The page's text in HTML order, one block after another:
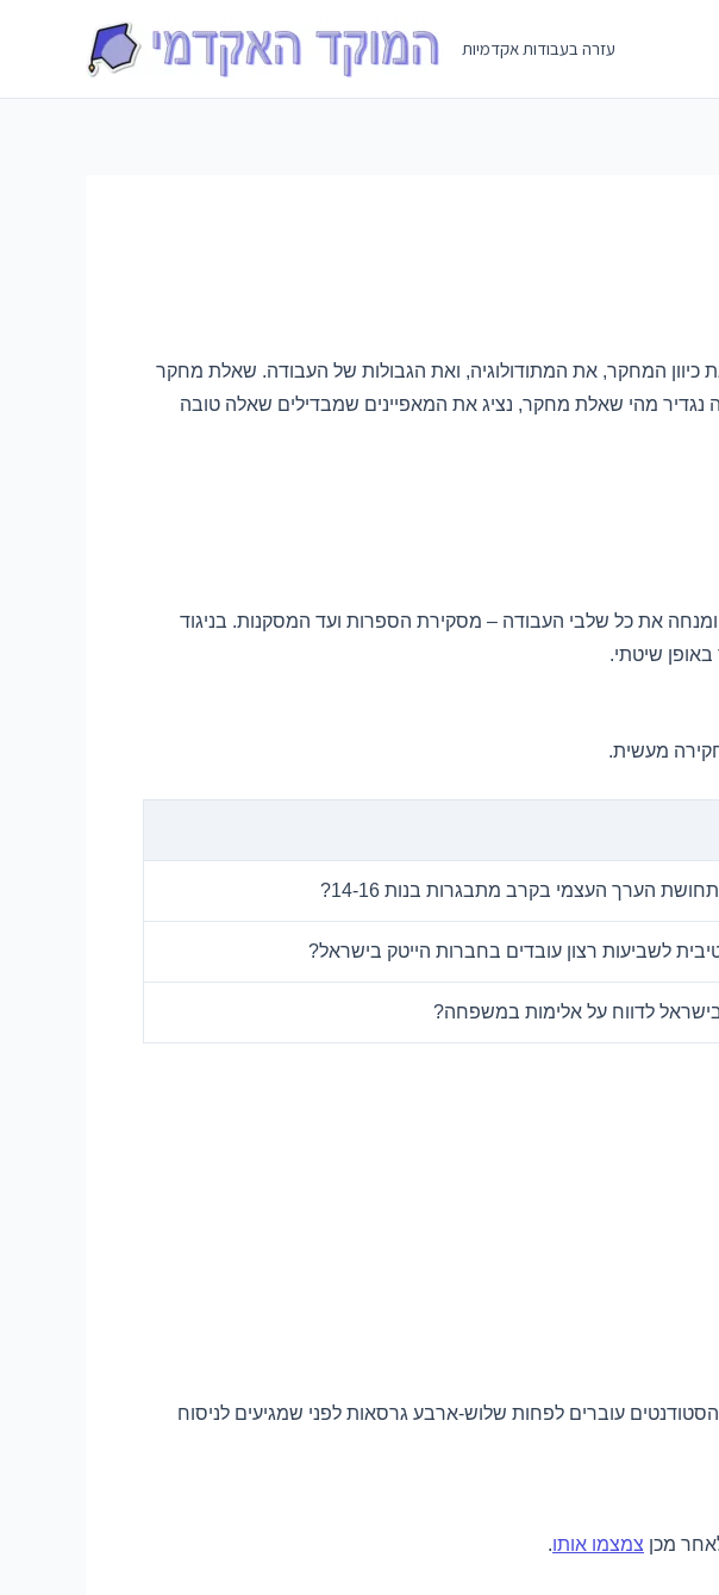
עזרה בעבודות אקדמיות
המחקר, את המתודולוגיה, ואת הגבולות של העבודה. שאלת מחקר
נגדיר מהי שאלת מחקר, נציג את המאפיינים שמבדילים שאלה טובה
את כל שלבי העבודה – מסקירת הספרות ועד המסקנות. בניגוד
שיטתי.
מעשית.
הערך העצמי בקרב מתבגרות בנות 14-16?
לשביעות רצון עובדים בחברות הייטק בישראל?
לדווח על אלימות במשפחה?
עוברים לפחות שלוש-ארבע גרסאות לפני שמגיעים לניסוח
מכן צמצמו אותו.